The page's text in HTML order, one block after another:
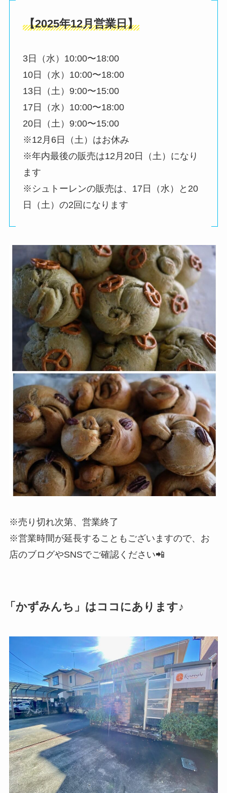
【2025年12月営業日】
3日（水）10:00〜18:00
10日（水）10:00〜18:00
13日（土）9:00〜15:00
17日（水）10:00〜18:00
20日（土）9:00〜15:00
※12月6日（土）はお休み
※年内最後の販売は12月20日（土）になり
ます
※シュトーレンの販売は、17日（水）と20
日（土）の2回になります
※売り切れ次第、営業終了
※営業時間が延長することもございますので、お
店のブログやSNSでご確認ください📲
「かずみんち」はココにあります♪